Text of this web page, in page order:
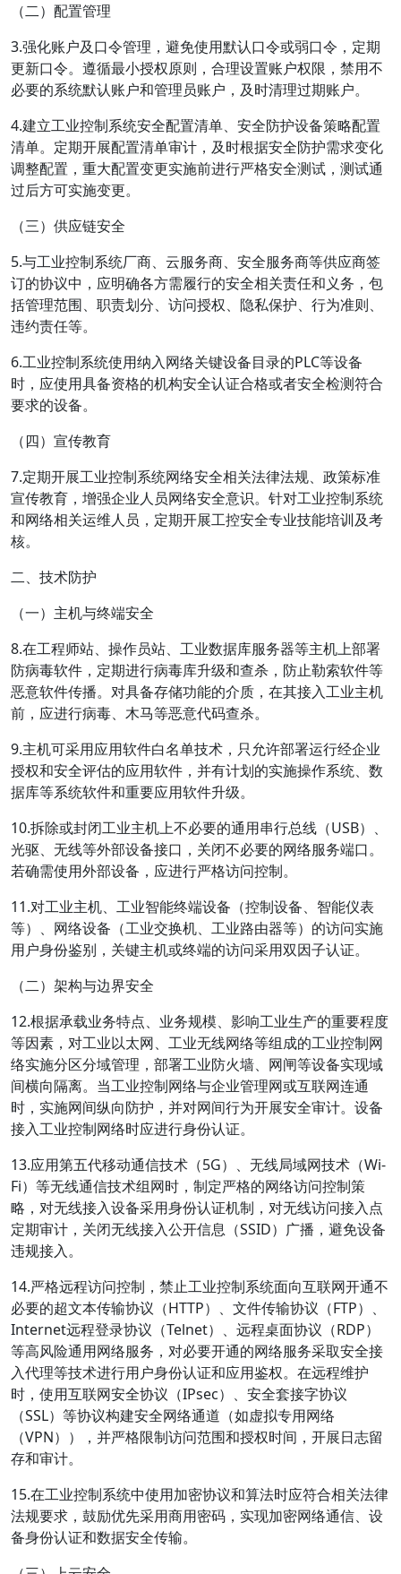
（二）配置管理
3.强化账户及口令管理，避免使用默认口令或弱口令，定期
更新口令。遵循最小授权原则，合理设置账户权限，禁用不
必要的系统默认账户和管理员账户，及时清理过期账户。
4.建立工业控制系统安全配置清单、安全防护设备策略配置
清单。定期开展配置清单审计，及时根据安全防护需求变化
调整配置，重大配置变更实施前进行严格安全测试，测试通
过后方可实施变更。
（三）供应链安全
5.与工业控制系统厂商、云服务商、安全服务商等供应商签
订的协议中，应明确各方需履行的安全相关责任和义务，包
括管理范围、职责划分、访问授权、隐私保护、行为准则、
违约责任等。
6.工业控制系统使用纳入网络关键设备目录的PLC等设备
时，应使用具备资格的机构安全认证合格或者安全检测符合
要求的设备。
（四）宣传教育
7.定期开展工业控制系统网络安全相关法律法规、政策标准
宣传教育，增强企业人员网络安全意识。针对工业控制系统
和网络相关运维人员，定期开展工控安全专业技能培训及考
核。
二、技术防护
（一）主机与终端安全
8.在工程师站、操作员站、工业数据库服务器等主机上部署
防病毒软件，定期进行病毒库升级和查杀，防止勒索软件等
恶意软件传播。对具备存储功能的介质，在其接入工业主机
前，应进行病毒、木马等恶意代码查杀。
9.主机可采用应用软件白名单技术，只允许部署运行经企业
授权和安全评估的应用软件，并有计划的实施操作系统、数
据库等系统软件和重要应用软件升级。
10.拆除或封闭工业主机上不必要的通用串行总线（USB）、
光驱、无线等外部设备接口，关闭不必要的网络服务端口。
若确需使用外部设备，应进行严格访问控制。
11.对工业主机、工业智能终端设备（控制设备、智能仪表
等）、网络设备（工业交换机、工业路由器等）的访问实施
用户身份鉴别，关键主机或终端的访问采用双因子认证。
（二）架构与边界安全
12.根据承载业务特点、业务规模、影响工业生产的重要程度
等因素，对工业以太网、工业无线网络等组成的工业控制网
络实施分区分域管理，部署工业防火墙、网闸等设备实现域
间横向隔离。当工业控制网络与企业管理网或互联网连通
时，实施网间纵向防护，并对网间行为开展安全审计。设备
接入工业控制网络时应进行身份认证。
13.应用第五代移动通信技术（5G）、无线局域网技术（Wi-
Fi）等无线通信技术组网时，制定严格的网络访问控制策
略，对无线接入设备采用身份认证机制，对无线访问接入点
定期审计，关闭无线接入公开信息（SSID）广播，避免设备
违规接入。
14.严格远程访问控制，禁止工业控制系统面向互联网开通不
必要的超文本传输协议（HTTP）、文件传输协议（FTP）、
Internet远程登录协议（Telnet）、远程桌面协议（RDP）
等高风险通用网络服务，对必要开通的网络服务采取安全接
入代理等技术进行用户身份认证和应用鉴权。在远程维护
时，使用互联网安全协议（IPsec）、安全套接字协议
（SSL）等协议构建安全网络通道（如虚拟专用网络
（VPN）），并严格限制访问范围和授权时间，开展日志留
存和审计。
15.在工业控制系统中使用加密协议和算法时应符合相关法律
法规要求，鼓励优先采用商用密码，实现加密网络通信、设
备身份认证和数据安全传输。